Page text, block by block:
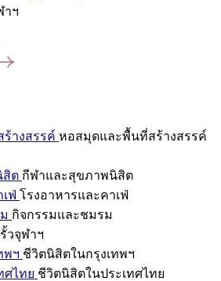
ฯ
างสรรค์ หอสมุดและพื้นที่สร้างสรรค์
สิต กีฬาและสุขภาพนิสิต
ฟ่ โรงอาหารและคาเฟ่
กิจกรรมและชมรม
วจุฬาฯ
พฯ ชีวิตนิสิตในกรุงเทพฯ
ศไทย ชีวิตนิสิตในประเทศไทย